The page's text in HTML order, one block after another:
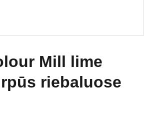
Mill lime
riebaluose